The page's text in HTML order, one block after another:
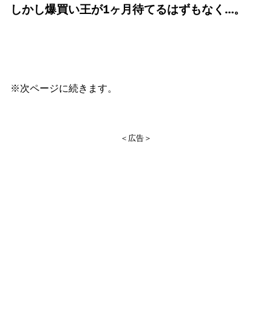
しかし爆買い王が1ヶ月待てるはずもなく…。
※次ページに続きます。
＜広告＞